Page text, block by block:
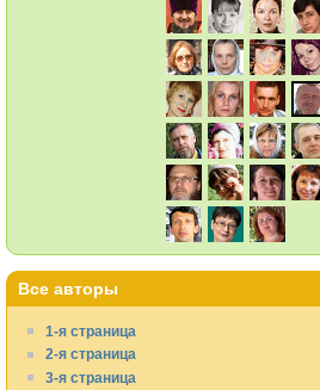
Все авторы
1-я страница
2-я страница
3-я страница